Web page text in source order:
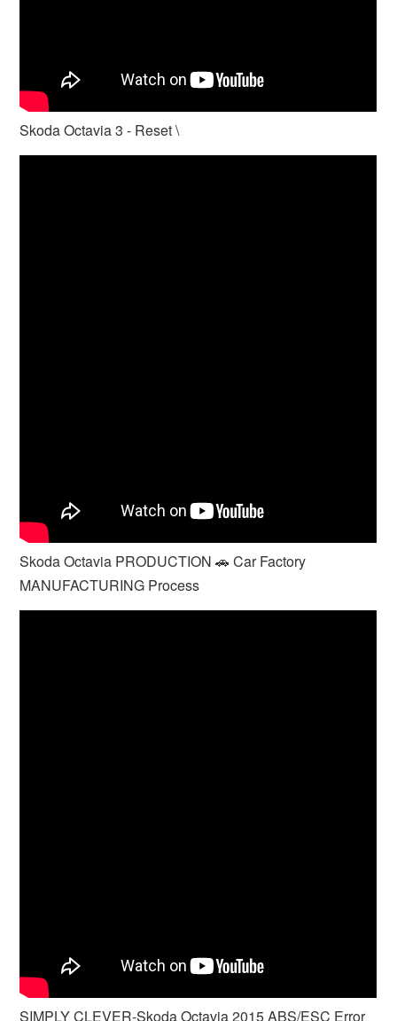
Skoda Octavia 3 - Reset \
Skoda Octavia PRODUCTION 🚗 Car Factory
MANUFACTURING Process
SIMPLY CLEVER-Skoda Octavia 2015 ABS/ESC Error